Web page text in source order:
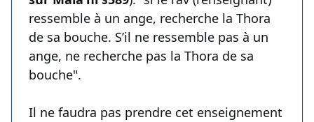
ressemble à un ange, recherche la Thora
de sa bouche. S’il ne ressemble pas à un
ange, ne recherche pas la Thora de sa
bouche".
Il ne faudra pas prendre cet enseignement